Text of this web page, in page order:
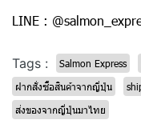
LINE :
Tags : Salmon Express
ฝากสั่งซื้อสินค้าจากญี่ปุ่น
ส่งของจากญี่ปุ่นมาไทย